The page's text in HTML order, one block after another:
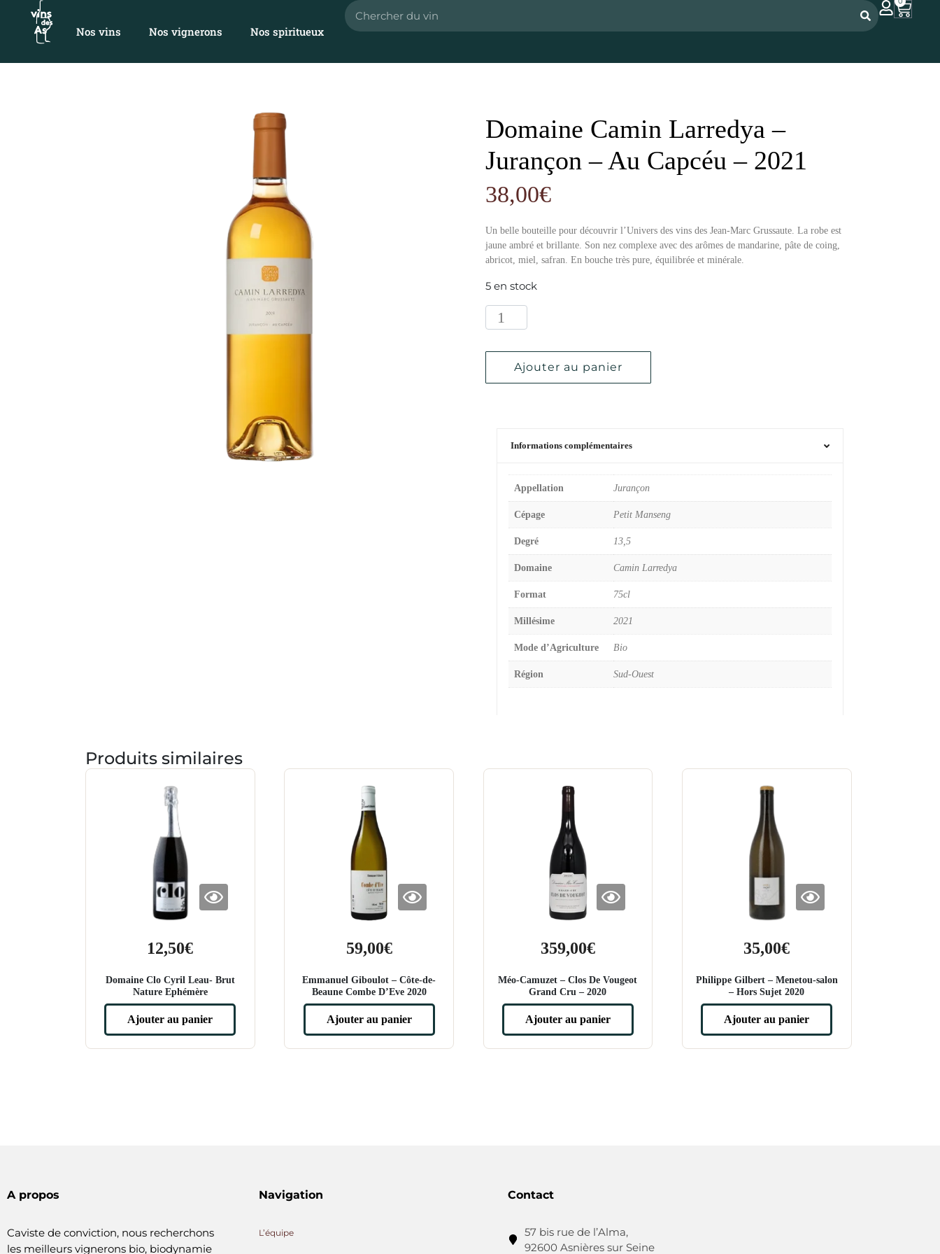
Nos vins Nos vignerons Nos spiritueux
Domaine Camin Larredya –
Jurançon – Au Capcéu – 2021
38,00€
Un belle bouteille pour découvrir l’Univers des vins des Jean-Marc Grussaute. La robe est
jaune ambré et brillante. Son nez complexe avec des arômes de mandarine, pâte de coing,
abricot, miel, safran. En bouche très pure, équilibrée et minérale.
5 en stock
Ajouter au panier
Informations complémentaires
Appellation Jurançon
Cépage Petit Manseng
Degré 13,5
Domaine Camin Larredya
Format 75cl
Millésime 2021
Mode d’Agriculture Bio
Région Sud-Ouest
Produits similaires
12,50€
Domaine Clo Cyril Leau- Brut
Nature Ephémère
Ajouter au panier
59,00€
Emmanuel Giboulot – Côte-de-
Beaune Combe D’Eve 2020
Ajouter au panier
359,00€
Méo-Camuzet – Clos De Vougeot
Grand Cru – 2020
Ajouter au panier
35,00€
Philippe Gilbert – Menetou-salon
– Hors Sujet 2020
Ajouter au panier
A propos
Caviste de conviction, nous recherchons
les meilleurs vignerons bio, biodynamie
Navigation
L’équipe
Contact
57 bis rue de l’Alma,
92600 Asnières sur Seine